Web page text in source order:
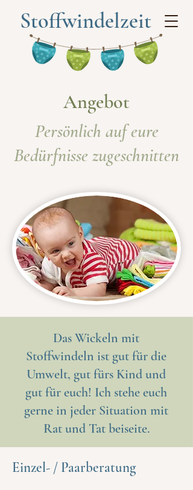
Stoffwindelzeit
Angebot
Persönlich auf eure
Bedürfnisse zugeschnitten
Das Wickeln mit
Stoffwindeln ist gut für die
Umwelt, gut fürs Kind und
gut für euch! Ich stehe euch
gerne in jeder Situation mit
Rat und Tat beiseite.
Einzel- / Paarberatung